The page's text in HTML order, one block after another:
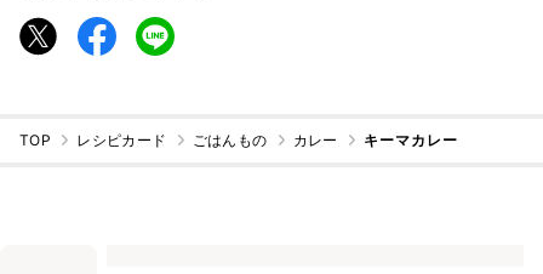
TOP レシピカード ごはんもの カレー キーマカレー